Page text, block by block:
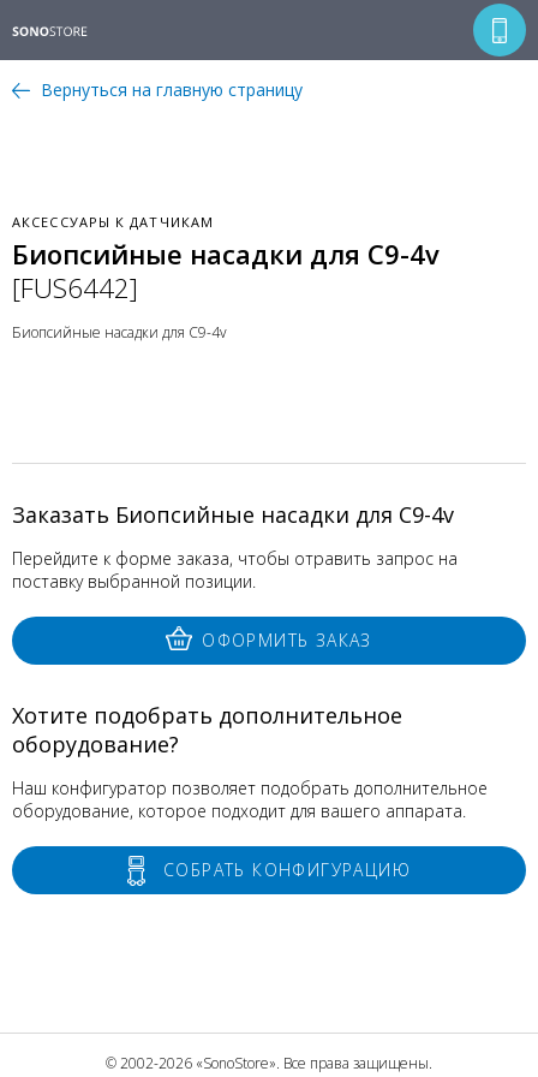
Вернуться на главную страницу
АКСЕССУАРЫ К ДАТЧИКАМ
Биопсийные насадки для С9-4v
[FUS6442]
Биопсийные насадки для С9-4v
Заказать Биопсийные насадки для С9-4v
Перейдите к форме заказа, чтобы отравить запрос на
поставку выбранной позиции.
ОФОРМИТЬ ЗАКАЗ
Хотите подобрать дополнительное
оборудование?
Наш конфигуратор позволяет подобрать дополнительное
оборудование, которое подходит для вашего аппарата.
СОБРАТЬ КОНФИГУРАЦИЮ
© 2002-2026 «SonoStore». Все права защищены.